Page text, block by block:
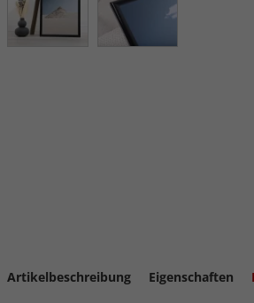
Artikelbeschreibung Eigenschaften